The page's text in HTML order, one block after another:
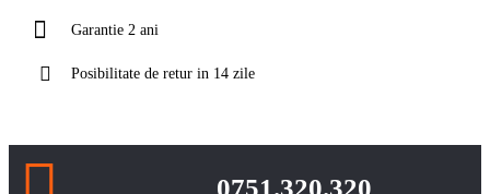
Garantie 2 ani
Posibilitate de retur in 14 zile
0751.320.320